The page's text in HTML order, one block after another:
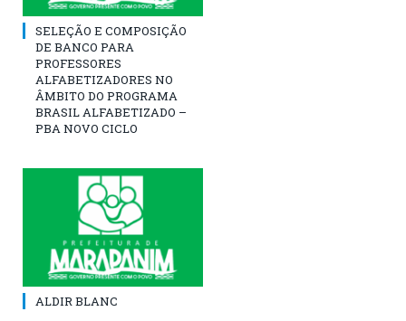
SELEÇÃO E COMPOSIÇÃO
DE BANCO PARA
PROFESSORES
ALFABETIZADORES NO
ÂMBITO DO PROGRAMA
BRASIL ALFABETIZADO –
PBA NOVO CICLO
ALDIR BLANC